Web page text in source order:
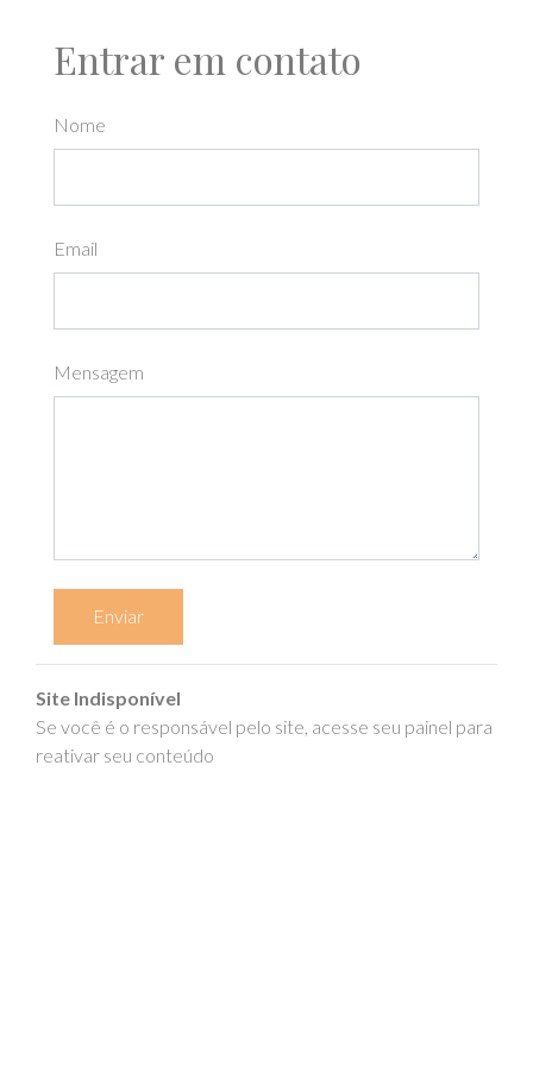
Entrar em contato
Nome
Email
Mensagem
Enviar
Site Indisponível
Se você é o responsável pelo site, acesse seu painel para
reativar seu conteúdo